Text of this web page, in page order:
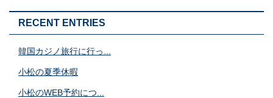
RECENT ENTRIES
韓国カジノ旅行に行っ...
小松の夏季休暇
小松のWEB予約につ...